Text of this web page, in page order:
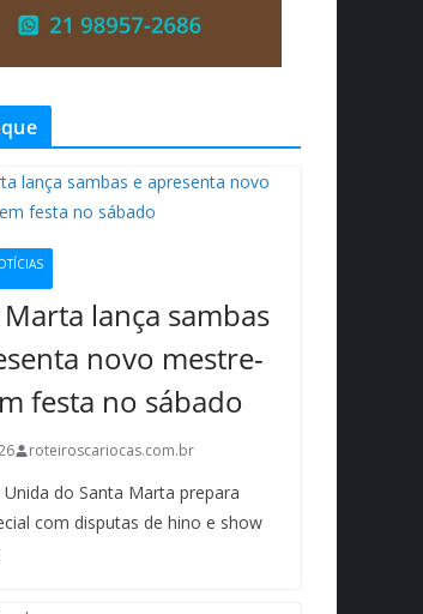
lança sambas
novo mestre-
festa no sábado
roteiroscariocas.com.br
do Santa Marta prepara
com disputas de hino e show